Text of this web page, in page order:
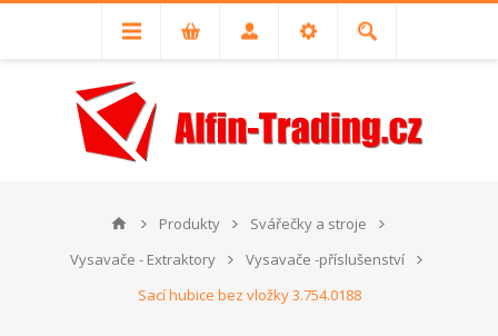
Produkty
Svářečky a stroje
Vysavače - Extraktory
Vysavače -příslušenství
Sací hubice bez vložky 3.754.0188